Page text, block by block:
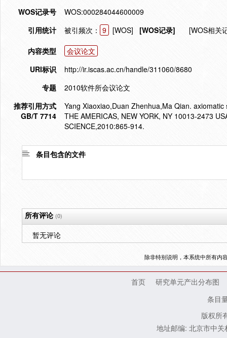
WOS记录号
WOS:000284044600009
引用统计
被引频次： 9 [WOS] [WOS记录] [WOS相关
内容类型
会议论文
URI标识
http://ir.iscas.ac.cn/handle/311060/8680
专题
2010软件所会议论文
推荐引用方式
GB/T 7714
Yang Xiaoxiao,Duan Zhenhua,Ma Qian.
THE AMERICAS, NEW YORK, NY 10013-2473
SCIENCE,2010:865-914.
条目包含的文件
所有评论(0)
暂无评论
除非特别说明，本系统中所有内
首页
研究单元产出分布图
条目
版权所
地址邮编: 北京市中